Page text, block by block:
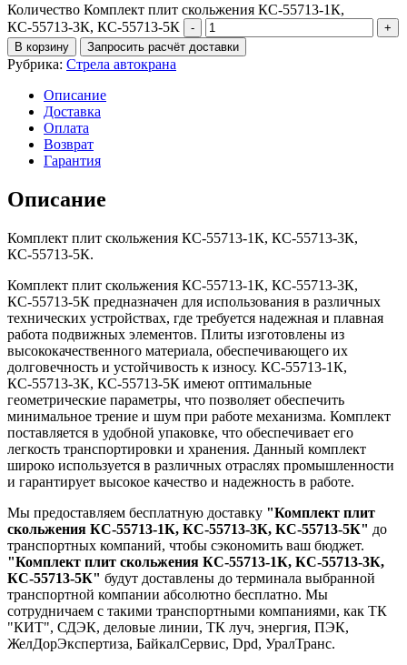
Количество Комплект плит скольжения КС-55713-1К,
КС-55713-3К, КС-55713-5К
В корзину Запросить расчёт доставки
Рубрика: Стрела автокрана
Описание
Доставка
Оплата
Возврат
Гарантия
Описание
Комплект плит скольжения КС-55713-1К, КС-55713-3К,
КС-55713-5К.
Комплект плит скольжения КС-55713-1К, КС-55713-3К,
КС-55713-5К предназначен для использования в различных
технических устройствах, где требуется надежная и плавная
работа подвижных элементов. Плиты изготовлены из
высококачественного материала, обеспечивающего их
долговечность и устойчивость к износу. КС-55713-1К,
КС-55713-3К, КС-55713-5К имеют оптимальные
геометрические параметры, что позволяет обеспечить
минимальное трение и шум при работе механизма. Комплект
поставляется в удобной упаковке, что обеспечивает его
легкость транспортировки и хранения. Данный комплект
широко используется в различных отраслях промышленности
и гарантирует высокое качество и надежность в работе.
Мы предоставляем бесплатную доставку "Комплект плит
скольжения КС-55713-1К, КС-55713-3К, КС-55713-5К" до
транспортных компаний, чтобы сэкономить ваш бюджет.
"Комплект плит скольжения КС-55713-1К, КС-55713-3К,
КС-55713-5К" будут доставлены до терминала выбранной
транспортной компании абсолютно бесплатно. Мы
сотрудничаем с такими транспортными компаниями, как ТК
"КИТ", СДЭК, деловые линии, ТК луч, энергия, ПЭК,
ЖелДорЭкспертиза, БайкалСервис, Dpd, УралТранс.